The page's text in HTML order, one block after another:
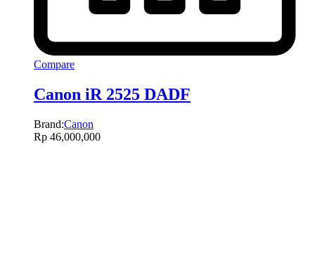
Compare
Canon iR 2525 DADF
Brand:Canon
Rp 46,000,000